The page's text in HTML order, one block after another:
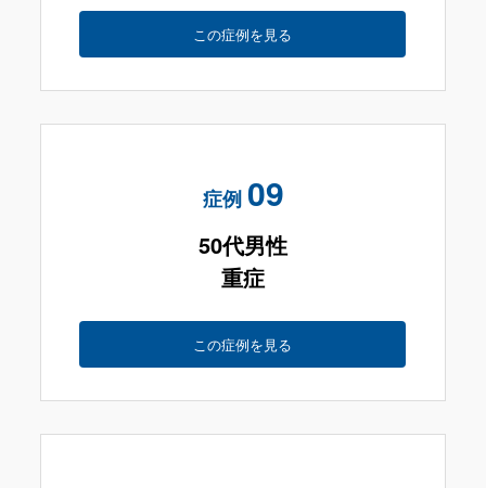
この症例を見る
症例 09
50代男性
重症
この症例を見る